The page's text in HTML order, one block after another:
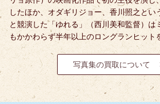
したほか、オダギリジョー、香川照之とい
と競演した「ゆれる」（西川美和監督）は
もかかわらず半年以上のロングランヒット
写真集の買取について